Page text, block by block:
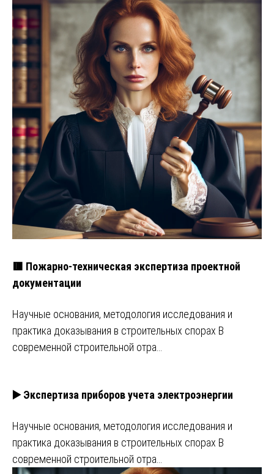
🟥 Пожарно-техническая экспертиза проектной
документации
Научные основания, методология исследования и
практика доказывания в строительных спорах В
современной строительной отра…
▶️ Экспертиза приборов учета электроэнергии
Научные основания, методология исследования и
практика доказывания в строительных спорах В
современной строительной отра…